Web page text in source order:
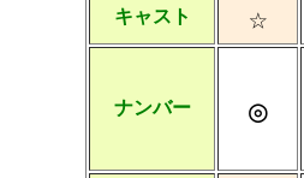
キャスト ☆
ナンバー ◎